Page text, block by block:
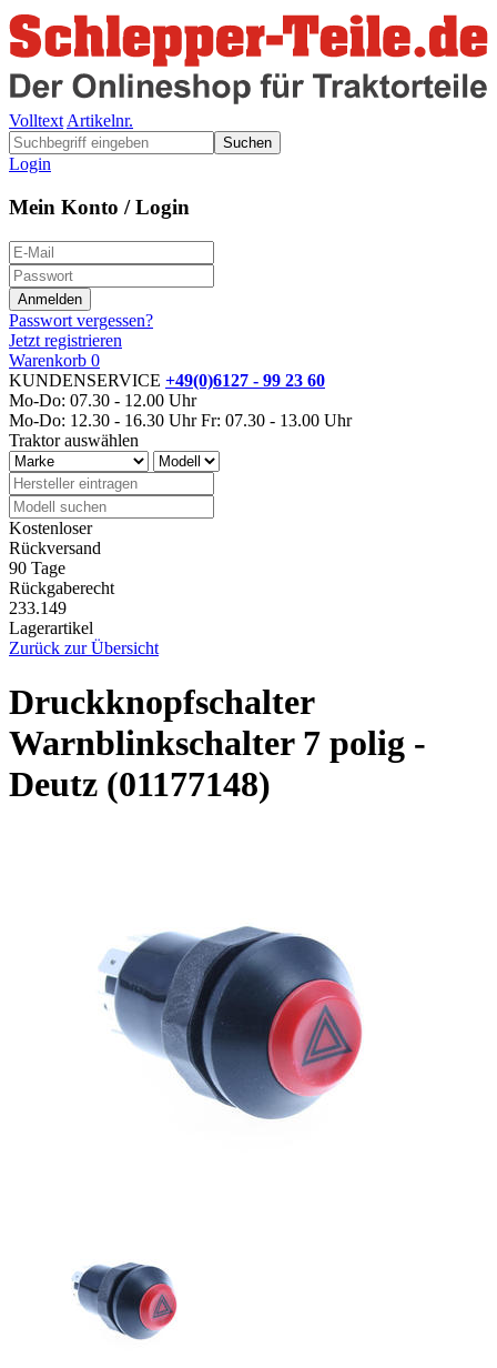
Volltext Artikelnr.
Suchen
Login
Mein Konto / Login
Passwort vergessen?
Jetzt registrieren
Warenkorb 0
KUNDENSERVICE +49(0)6127 - 99 23 60
Mo-Do: 07.30 - 12.00 Uhr
Mo-Do: 12.30 - 16.30 Uhr Fr: 07.30 - 13.00 Uhr
Traktor auswählen
Kostenloser
Rückversand
90 Tage
Rückgaberecht
233.149
Lagerartikel
Zurück zur Übersicht
Druckknopfschalter
Warnblinkschalter 7 polig -
Deutz (01177148)